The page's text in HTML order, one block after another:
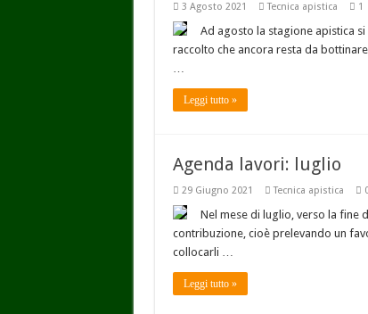
3 Agosto 2021 Tecnica apistica 1
Ad agosto la stagione apistica
raccolto che ancora resta da
…
Leggi tutto »
Agenda lavori: luglio
29 Giugno 2021 Tecnica apistica
Nel mese di luglio, verso la fine
contribuzione, cioè prelevando un
collocarli …
Leggi tutto »